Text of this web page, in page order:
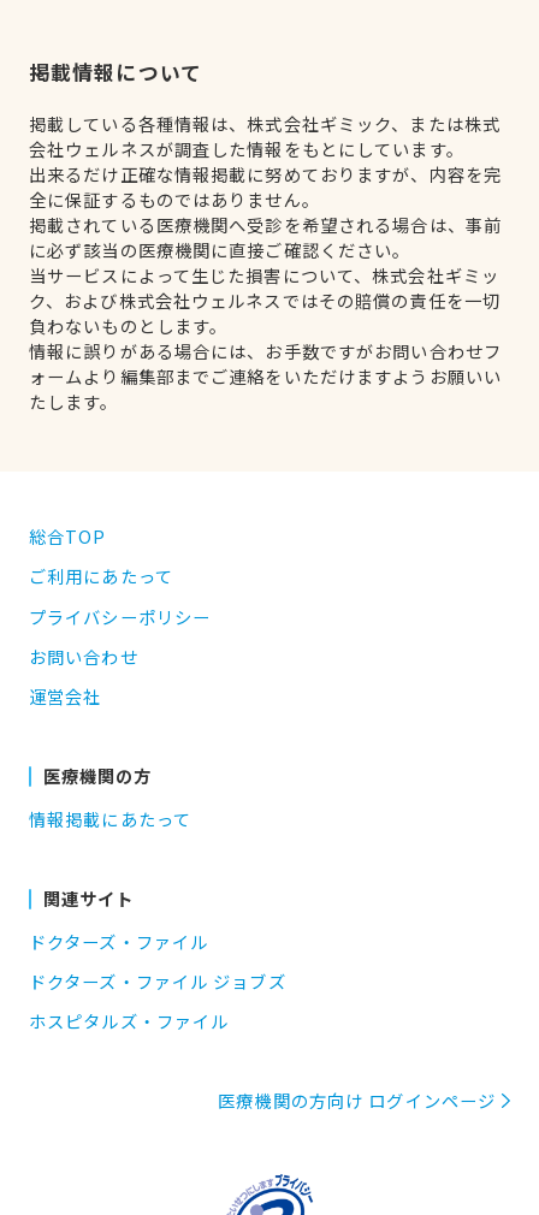
掲載情報について
掲載している各種情報は、株式会社ギミック、または株式
会社ウェルネスが調査した情報をもとにしています。
出来るだけ正確な情報掲載に努めておりますが、内容を完
全に保証するものではありません。
掲載されている医療機関へ受診を希望される場合は、事前
に必ず該当の医療機関に直接ご確認ください。
当サービスによって生じた損害について、株式会社ギミッ
ク、および株式会社ウェルネスではその賠償の責任を一切
負わないものとします。
情報に誤りがある場合には、お手数ですがお問い合わせフ
ォームより編集部までご連絡をいただけますようお願いい
たします。
総合TOP
ご利用にあたって
プライバシーポリシー
お問い合わせ
運営会社
医療機関の方
情報掲載にあたって
関連サイト
ドクターズ・ファイル
ドクターズ・ファイル ジョブズ
ホスピタルズ・ファイル
医療機関の方向け ログインページ